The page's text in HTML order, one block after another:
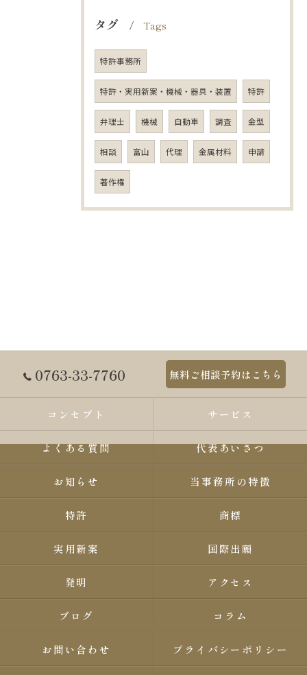
タグ Tags
特許事務所
特許・実用新案・機械・器具・装置 特許
弁理士 機械 自動車 調査 金型
相談 富山 代理 金属材料 申請
著作権
0763-33-7760 無料ご相談予約はこちら
コンセプト サービス
よくある質問 代表あいさつ
お知らせ 当事務所の特徴
特許 商標
実用新案 国際出願
発明 アクセス
ブログ コラム
お問い合わせ プライバシーポリシー